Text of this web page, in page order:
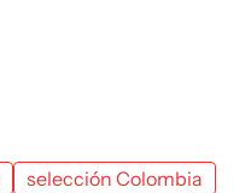
selección Colombia